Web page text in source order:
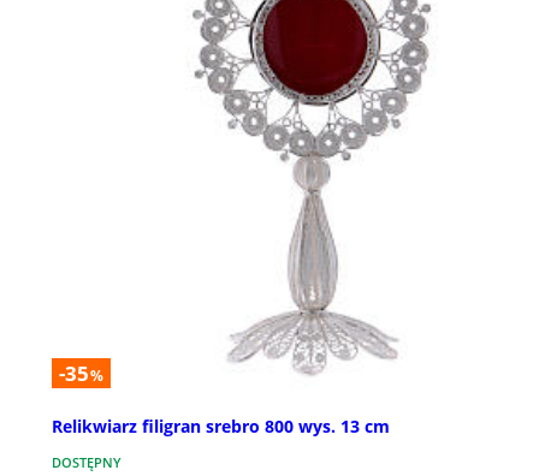
-35%
Relikwiarz filigran srebro 800 wys. 13 cm
DOSTĘPNY